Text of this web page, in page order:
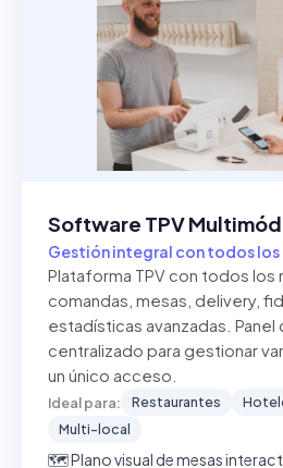
Software TPV
Gestión integral con todos
Plataforma TPV con todos
comandas, mesas, delivery,
estadísticas avanzadas.
centralizado para gestionar
un único acceso.
Ideal para: Restaurantes
Multi-local
🗺️ Plano visual de mesas